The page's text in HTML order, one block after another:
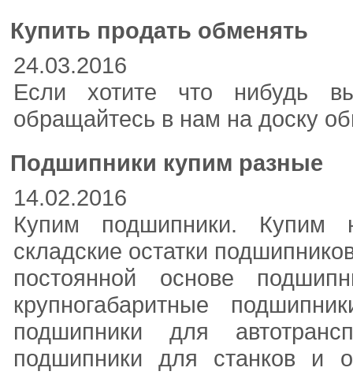
Купить продать обменять
24.03.2016
Если хотите что нибудь
обращайтесь в нам на доску
Подшипники купим разные
14.02.2016
Купим подшипники. Купим
складские остатки
постоянной основе
крупногабаритные
подшипники для
подшипники для станков и